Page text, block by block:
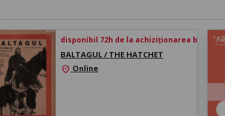
disponibil 72h de la achiziționarea biletului
BALTAGUL / THE HATCHET
location_on Online